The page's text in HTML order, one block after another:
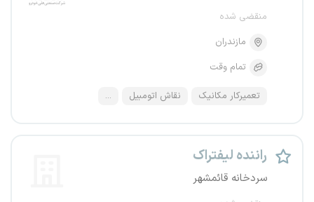
منقضی شده
مازندران
تمام وقت
تعمیرکار مکانیک نقاش اتومبیل ...
راننده لیفتراک
سردخانه قائمشهر